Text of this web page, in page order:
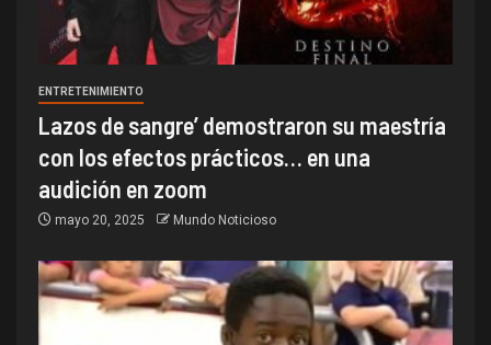
ENTRETENIMIENTO
Lazos de sangre’ demostraron su maestría
con los efectos prácticos… en una
audición en zoom
mayo 20, 2025 Mundo Noticioso